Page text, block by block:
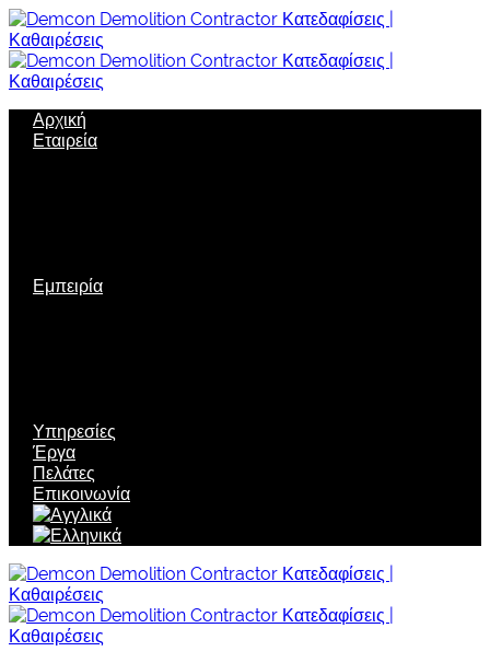
Αρχική
Εταιρεία
Εμπειρία
Υπηρεσίες
Έργα
Πελάτες
Επικοινωνία